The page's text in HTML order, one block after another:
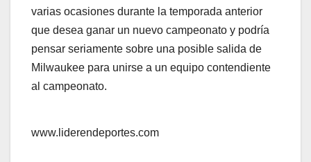
varias ocasiones durante la temporada anterior
que desea ganar un nuevo campeonato y podría
pensar seriamente sobre una posible salida de
Milwaukee para unirse a un equipo contendiente
al campeonato.
www.liderendeportes.com